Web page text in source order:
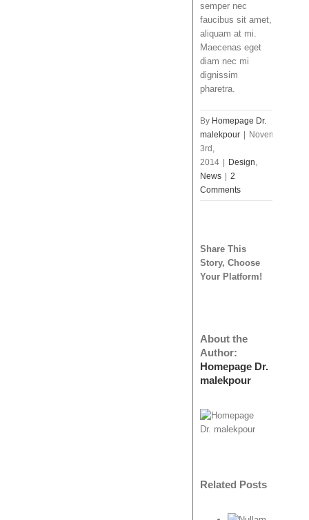
semper nec
faucibus sit amet,
aliquam at mi.
Maecenas eget
diam nec mi
dignissim
pharetra.
By Homepage Dr.
malekpour
November
3rd,
2014
Design,
News
2
Comments
Share This
Story, Choose
Your Platform!
About the
Author:
Homepage Dr.
malekpour
Related Posts